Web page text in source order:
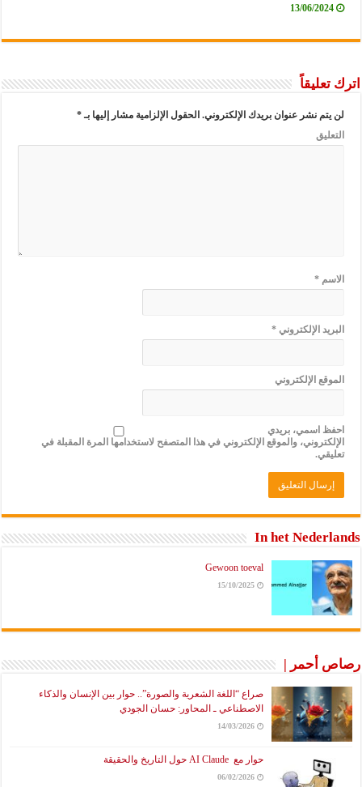
13/06/2024
اترك تعليقاً
لن يتم نشر عنوان بريدك الإلكتروني. الحقول الإلزامية مشار إليها بـ*
التعليق
الاسم*
البريد الإلكتروني*
الموقع الإلكتروني
احفظ اسمي، بريدي
الإلكتروني، والموقع الإلكتروني في هذا المتصفح لاستخدامها المرة المقبلة في
تعليقي.
In het Nederlands
Gewoon toeval
15/10/2025
رصاص أحمر |
صراع “اللغة الشعرية والصورة”.. حوار بين الإنسان والذكاء
الاصطناعي ـ المحاور: حسان الجودي
14/03/2026
حوار مع AI Claude حول التاريخ والحقيقة
06/02/2026